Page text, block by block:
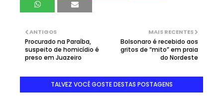
MAIS RECENTES
Bolsonaro é recebido aos
gritos de “mito” em praia
do Nordeste
ANTIGOS
Procurado na Paraíba,
suspeito de homicídio é
preso em Juazeiro
TALVEZ VOCÊ GOSTE DESTAS POSTAGENS